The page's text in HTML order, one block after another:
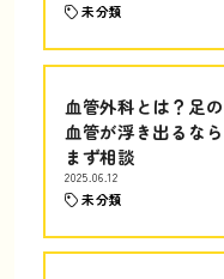
未分類
血管外科とは？足の
血管が浮き出るなら
まず相談
2025.06.12
未分類